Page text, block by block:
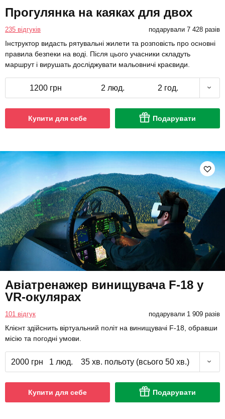
Прогулянка на каяках для двох
235 відгуків подарували 7 428 разів
Інструктор видасть рятувальні жилети та розповість про основні
правила безпеки на воді. Після цього учасники складуть
маршрут і вирушать досліджувати мальовничі краєвиди.
1200 грн 2 люд. 2 год.
Купити для себе Подарувати
Авіатренажер винищувача F-18 у
VR-окулярах
101 відгук подарували 1 909 разів
Клієнт здійснить віртуальний політ на винищувачі F-18, обравши
місію та погодні умови.
2000 грн 1 люд. 35 хв. польоту (всього 50 хв.)
Купити для себе Подарувати